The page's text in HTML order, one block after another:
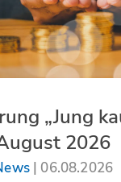
„Jung
2026
| 06.08.2026